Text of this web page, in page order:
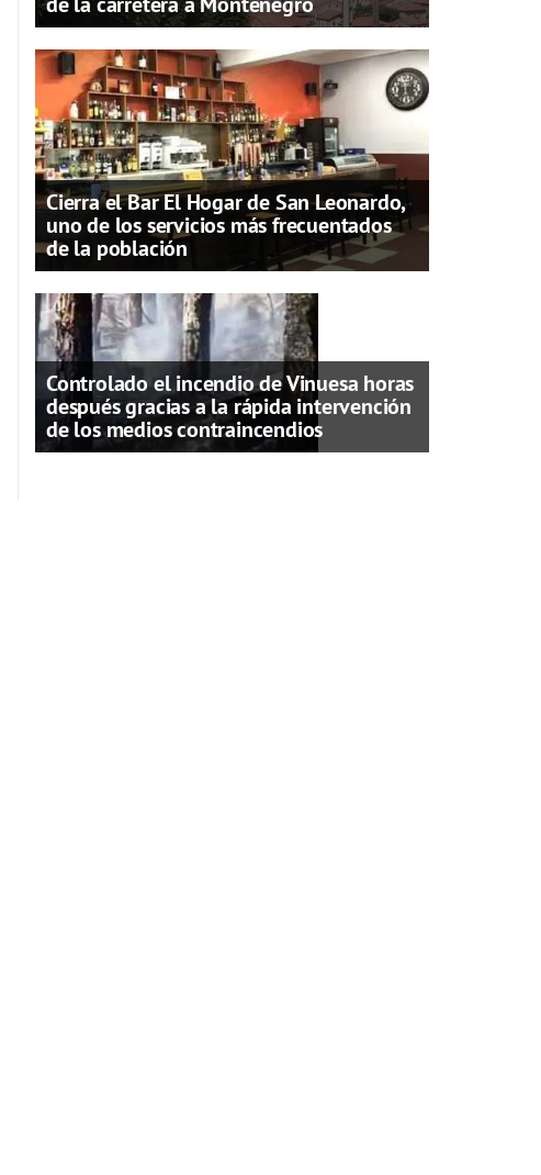
Cierra el Bar El Hogar de San Leonardo,
uno de los servicios más frecuentados
de la población
Controlado el incendio de Vinuesa horas
después gracias a la rápida intervención
de los medios contraincendios